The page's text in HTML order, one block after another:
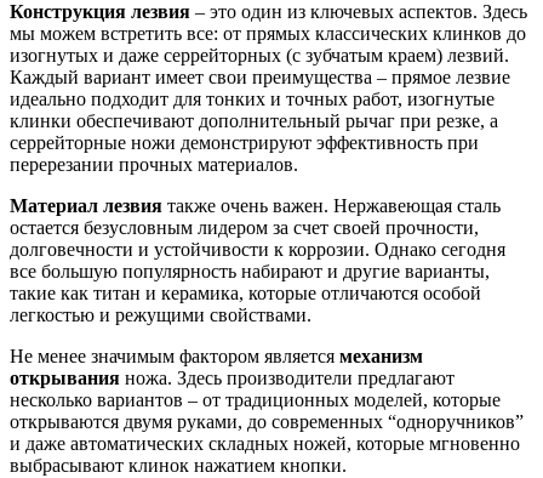
Конструкция лезвия – это один из ключевых аспектов. Здесь
мы можем встретить все: от прямых классических клинков до
изогнутых и даже серрейторных (с зубчатым краем) лезвий.
Каждый вариант имеет свои преимущества – прямое лезвие
идеально подходит для тонких и точных работ, изогнутые
клинки обеспечивают дополнительный рычаг при резке, а
серрейторные ножи демонстрируют эффективность при
перерезании прочных материалов.
Материал лезвия также очень важен. Нержавеющая сталь
остается безусловным лидером за счет своей прочности,
долговечности и устойчивости к коррозии. Однако сегодня
все большую популярность набирают и другие варианты,
такие как титан и керамика, которые отличаются особой
легкостью и режущими свойствами.
Не менее значимым фактором является механизм
открывания ножа. Здесь производители предлагают
несколько вариантов – от традиционных моделей, которые
открываются двумя руками, до современных “одноручников”
и даже автоматических складных ножей, которые мгновенно
выбрасывают клинок нажатием кнопки.